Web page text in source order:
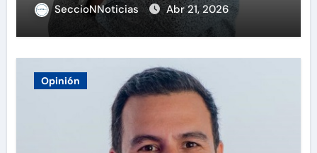
SeccioNNoticias Abr 21, 2026
Opinión